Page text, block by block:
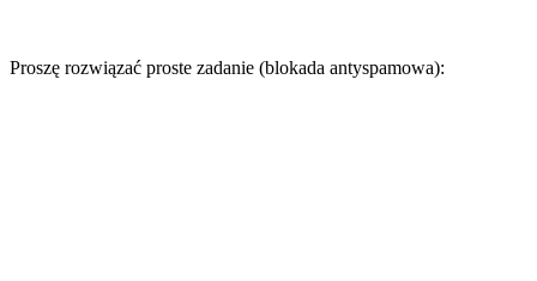
Proszę rozwiązać proste zadanie (blokada antyspamowa):